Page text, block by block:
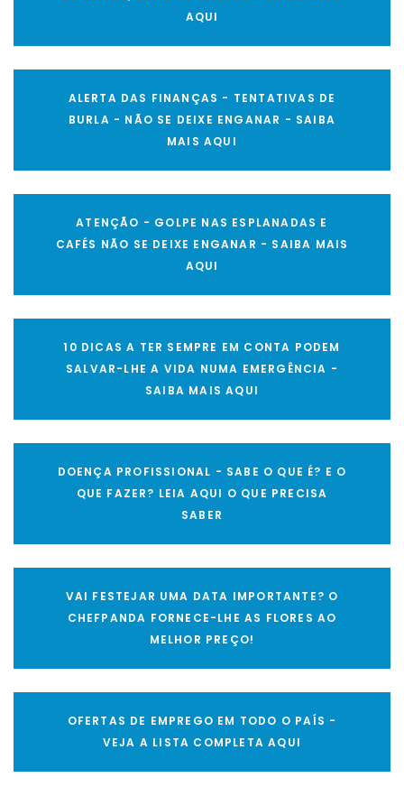
AQUI
ALERTA DAS FINANÇAS - TENTATIVAS DE
BURLA - NÃO SE DEIXE ENGANAR - SAIBA
MAIS AQUI
ATENÇÃO - GOLPE NAS ESPLANADAS E
CAFÉS NÃO SE DEIXE ENGANAR - SAIBA MAIS
AQUI
10 DICAS A TER SEMPRE EM CONTA PODEM
SALVAR-LHE A VIDA NUMA EMERGÊNCIA -
SAIBA MAIS AQUI
DOENÇA PROFISSIONAL - SABE O QUE É? E O
QUE FAZER? LEIA AQUI O QUE PRECISA
SABER
VAI FESTEJAR UMA DATA IMPORTANTE? O
CHEFPANDA FORNECE-LHE AS FLORES AO
MELHOR PREÇO!
OFERTAS DE EMPREGO EM TODO O PAÍS -
VEJA A LISTA COMPLETA AQUI